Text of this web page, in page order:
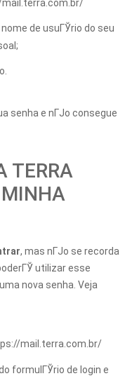
de usuГЎrio do seu
senha e nГЈo consegue
TERRA
, mas nГЈo se recorda
utilizar esse
nova senha. Veja
mail.terra.com.br/
formulГЎrio de login e